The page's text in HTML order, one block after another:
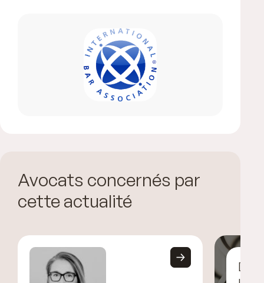
Avocats concernés par
cette actualité